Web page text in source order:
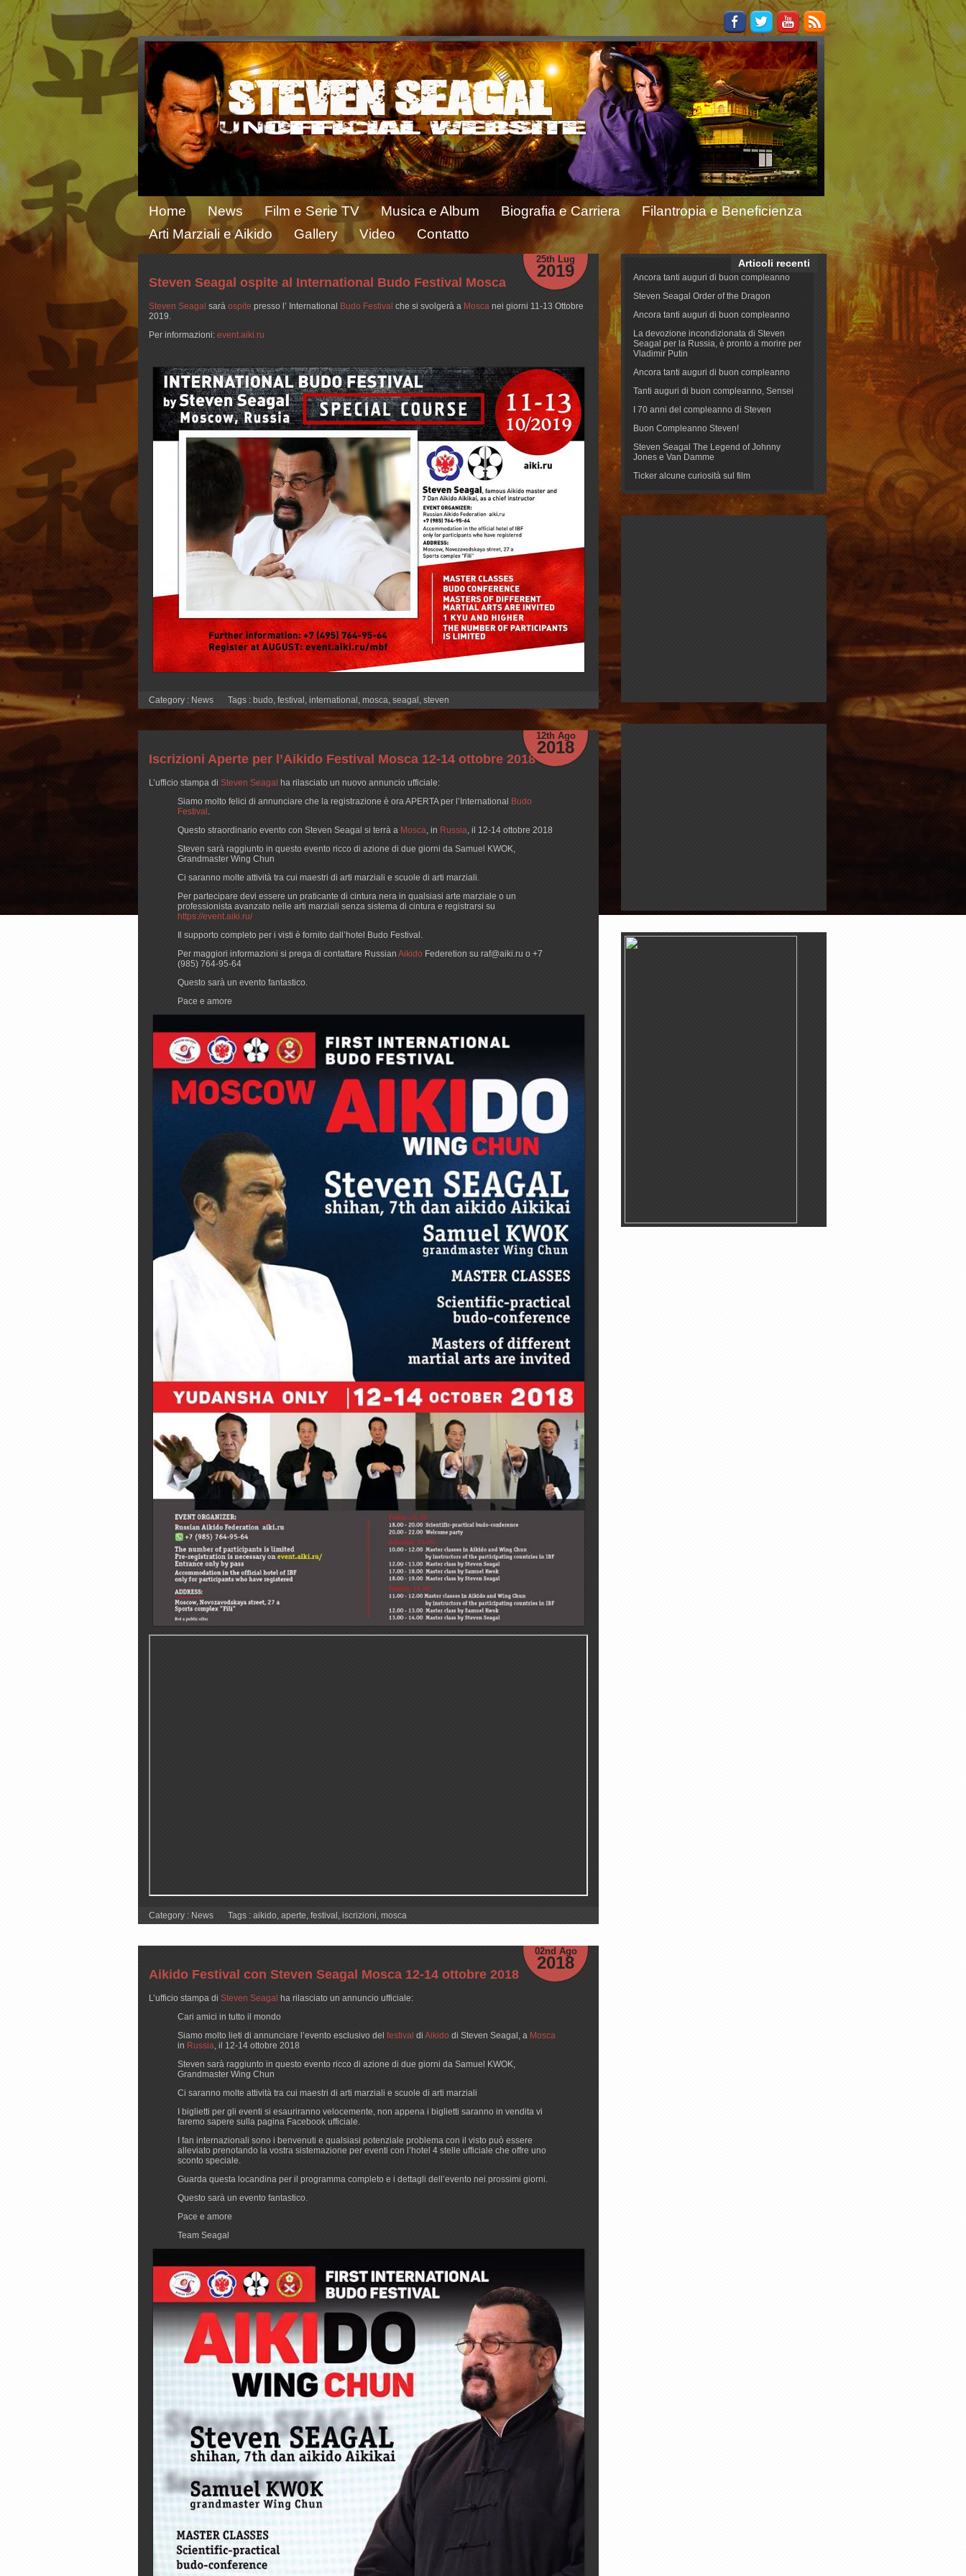
Home News Film e Serie TV Musica e Album Biografia e Carriera
Filantropia e Beneficienza
Arti Marziali e Aikido
Gallery Video Contatto
25th Lug
2019
Steven Seagal ospite al International Budo Festival Mosca
Steven Seagal sarà ospite presso l’ International Budo Festival che si svolgerà a Mosca nei giorni 11-13 Ottobre
2019.
Per informazioni: event.aiki.ru
Category : News Tags : budo, festival , international , mosca, seagal , steven
12th Ago
2018
Iscrizioni Aperte per l’Aikido Festival Mosca 12-14 ottobre 2018
L’ufficio stampa di Steven Seagal ha rilasciato un nuovo annuncio ufficiale:
Siamo molto felici di annunciare che la registrazione è ora APERTA per l’International Budo
Festival .
Questo straordinario evento con Steven Seagal si terrà a Mosca, in Russia, il 12-14 ottobre 2018
Steven sarà raggiunto in questo evento ricco di azione di due giorni da Samuel KWOK,
Grandmaster Wing Chun
Ci saranno molte attività tra cui maestri di arti marziali e scuole di arti marziali.
Per partecipare devi essere un praticante di cintura nera in qualsiasi arte marziale o un
professionista avanzato nelle arti marziali senza sistema di cintura e registrarsi su
https://event.aiki.ru/
Il supporto completo per i visti è fornito dall’hotel Budo Festival.
Per maggiori informazioni si prega di contattare Russian Aikido Federetion su raf@aiki.ru o +7
(985) 764-95-64
Questo sarà un evento fantastico.
Pace e amore
Category : News Tags : aikido aperte festival iscrizioni mosca
02nd Ago
2018
Aikido Festival con Steven Seagal Mosca 12-14 ottobre 2018
L’ufficio stampa di Steven Seagal ha rilasciato un annuncio ufficiale:
Cari amici in tutto il mondo
Siamo molto lieti di annunciare l’evento esclusivo del festival di Aikido di Steven Seagal, a Mosca
in Russia , il 12-14 ottobre 2018
Steven sarà raggiunto in questo evento ricco di azione di due giorni da Samuel KWOK,
Grandmaster Wing Chun
Ci saranno molte attività tra cui maestri di arti marziali e scuole di arti marziali
I biglietti per gli eventi si esauriranno velocemente, non appena i biglietti saranno in vendita vi
faremo sapere sulla pagina Facebook ufficiale.
I fan internazionali sono i benvenuti e qualsiasi potenziale problema con il visto può essere
alleviato prenotando la vostra sistemazione per eventi con l’hotel 4 stelle ufficiale che offre uno
sconto speciale.
Guarda questa locandina per il programma completo e i dettagli dell’evento nei prossimi giorni.
Questo sarà un evento fantastico.
Pace e amore
Team Seagal
Articoli recenti
Ancora tanti auguri di buon compleanno
Steven Seagal Order of the Dragon
Ancora tanti auguri di buon compleanno
La devozione incondizionata di Steven
Seagal per la Russia, è pronto a morire per
Vladimir Putin
Ancora tanti auguri di buon compleanno
Tanti auguri di buon compleanno, Sensei
I 70 anni del compleanno di Steven
Buon Compleanno Steven!
Steven Seagal The Legend of Johnny
Jones e Van Damme
Ticker alcune curiosità sul film